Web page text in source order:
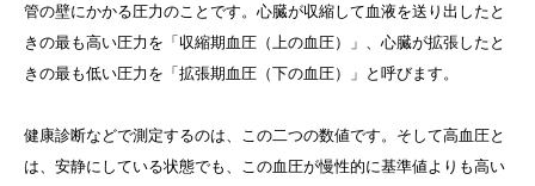
管の壁にかかる圧力のことです。心臓が収縮して血液を送り出したと
きの最も高い圧力を「収縮期血圧（上の血圧）」、心臓が拡張したと
きの最も低い圧力を「拡張期血圧（下の血圧）」と呼びます。
健康診断などで測定するのは、この二つの数値です。そして高血圧と
は、安静にしている状態でも、この血圧が慢性的に基準値よりも高い